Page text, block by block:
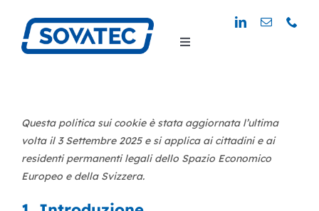
contenuto
Toggle
Questa politica sui cookie è stata aggiornata l’ultima
volta il 3 Settembre 2025 e si applica ai cittadini e ai
residenti permanenti legali dello Spazio Economico
Europeo e della Svizzera.